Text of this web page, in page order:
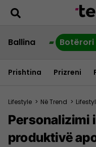
Ballina Botërori
Prishtina Prizreni
Lifestyle > Në Trend >
Personalizimi
produktivë